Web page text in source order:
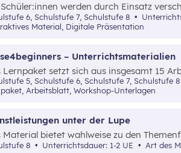
werden durch Einsatz
Begriff der Wertschöpfung(-kette)
gemacht.
Schulstufe 6, Schulstufe 7, Schulstufe 8
Material, Digitale Präsentation
– Unterrichtsmaterialien
Lernpaket setzt sich aus insgesamt 15
auf kreative, spielerische sowie
über die Börse und
Schulstufe 5, Schulstufe 6, Schulstufe 7, Schulstufe 8
Arbeitsblatt, Workshop-Unterlagen
unter der Lupe
Material bietet wahlweise zu den
Verkehr oder Handel/Tourismus eine
8 Unterrichtsdauer: 1-2 UE Art des